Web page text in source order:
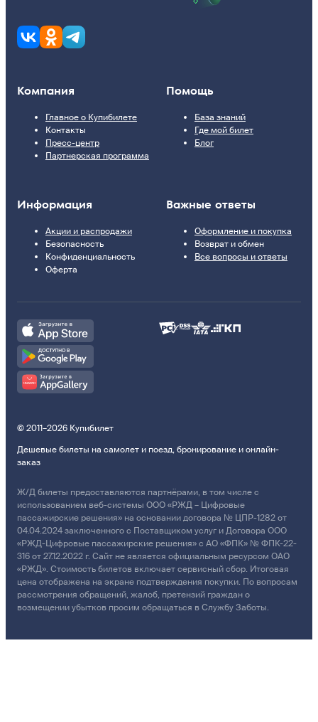
Компания
Главное о Купибилете
Контакты
Пресс-центр
Партнерская программа
Помощь
База знаний
Где мой билет
Блог
Информация
Акции и распродажи
Безопасность
Конфиденциальность
Оферта
Важные ответы
Оформление и покупка
Возврат и обмен
Все вопросы и ответы
© 2011–2026 Купибилет
Дешевые билеты на самолет и поезд, бронирование и онлайн-
заказ
Ж/Д билеты предоставляются партнёрами, в том числе с
использованием веб-системы ООО «РЖД – Цифровые
пассажирские решения» на основании договора № ЦПР-1282 от
04.04.2024 заключенного с Поставщиком услуг и Договора ООО
«РЖД-Цифровые пассажирские решения» с АО «ФПК» № ФПК-22-
316 от 27.12.2022 г. Сайт не является официальным ресурсом ОАО
«РЖД». Стоимость билетов включает сервисный сбор. Итоговая
цена отображена на экране подтверждения покупки. По вопросам
рассмотрения обращений, жалоб, претензий граждан о
возмещении убытков просим обращаться в Службу Заботы.